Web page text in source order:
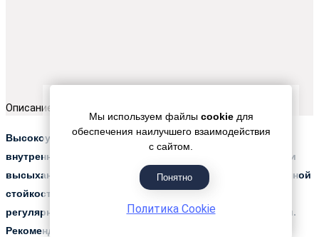
Описание
Высокоукрывистая чистая акриловая краска для
внутренних работ. Сохнет с минимальным запахом и при
высыхании образуется твердая матовая пленка с отличной
стойкостью к бытовому загрязнению. Противостоит
регулярному мытью без нарушения целостности пленки.
Рекомендуется для нанесения на стены в помещениях с
Мы используем файлы cookie для
обеспечения наилучшего взаимодействия
с сайтом.
Понятно
Политика Cookie